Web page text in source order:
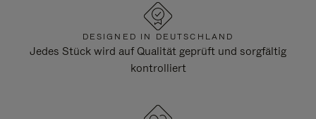
DESIGNED IN DEUTSCHLAND
Jedes Stück wird auf Qualität geprüft und sorgfältig
kontrolliert